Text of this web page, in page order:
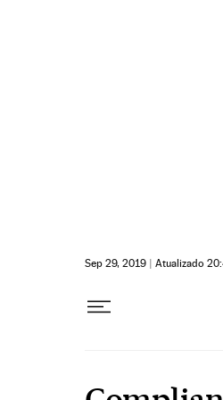
Sep 29, 2019 | Atualizado